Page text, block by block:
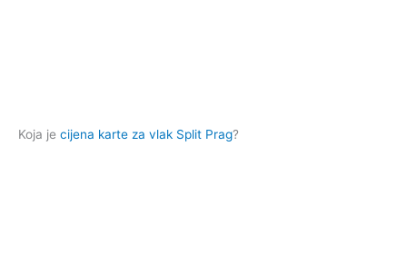
Koja je cijena karte za vlak Split Prag?